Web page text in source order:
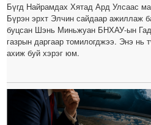
Бүгд Найрамдах Хятад Ард Улсаас
Бүрэн эрхт Элчин сайдаар ажиллаж
буцсан Шэнь Миньжуан БНХАУ-ын
газрын даргаар томилогджээ. Энэ нь
ахиж буй хэрэг юм.